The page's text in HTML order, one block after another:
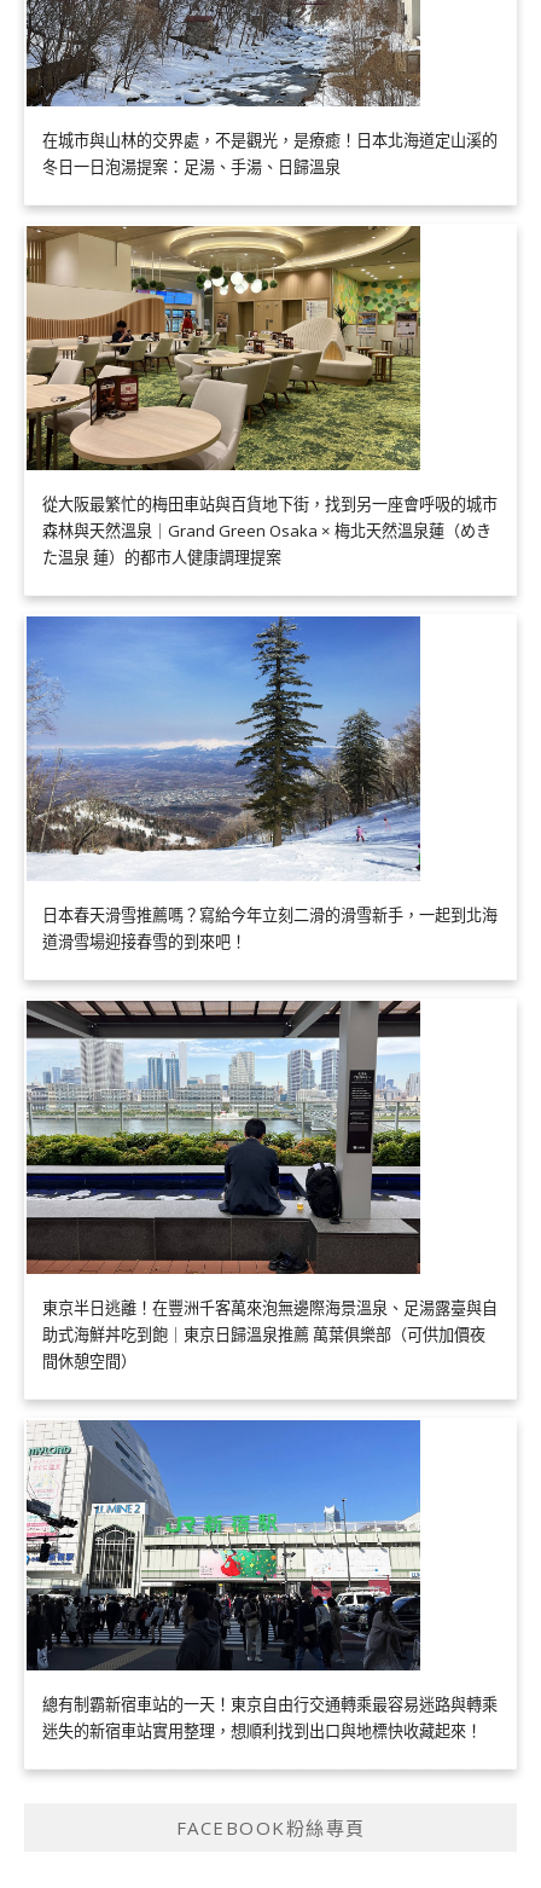
在城市與山林的交界處，不是觀光，是療癒！日本北海道定山溪的
冬日一日泡湯提案：足湯、手湯、日歸溫泉
從大阪最繁忙的梅田車站與百貨地下街，找到另一座會呼吸的城市
森林與天然溫泉｜Grand Green Osaka × 梅北天然溫泉蓮（めき
た温泉 蓮）的都市人健康調理提案
日本春天滑雪推薦嗎？寫給今年立刻二滑的滑雪新手，一起到北海
道滑雪場迎接春雪的到來吧！
東京半日逃離！在豐洲千客萬來泡無邊際海景溫泉、足湯露臺與自
助式海鮮丼吃到飽｜東京日歸溫泉推薦 萬葉俱樂部（可供加價夜
間休憩空間）
總有制霸新宿車站的一天！東京自由行交通轉乘最容易迷路與轉乘
迷失的新宿車站實用整理，想順利找到出口與地標快收藏起來！
FACEBOOK粉絲專頁